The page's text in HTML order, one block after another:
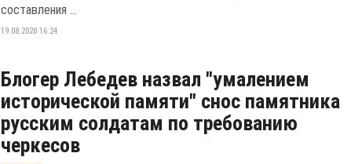
составления ...
19.08.2020 16:24
Блогер Лебедев назвал "умалением
исторической памяти" снос памятника
русским солдатам по требованию
черкесов